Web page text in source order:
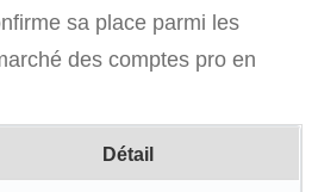
sa place parmi les
des comptes pro en
Détail